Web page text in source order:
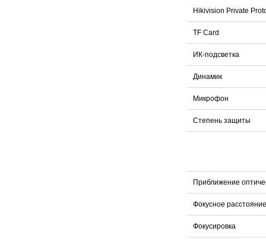
Hikivision Private
TF Card
ИК-подсветка
Динамик
Микрофон
Степень защиты
Приближение
Фокусное расстояние
Фокусировка